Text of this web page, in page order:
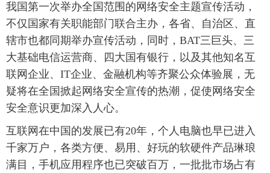
科技 能源 房产 公司
图片 视频 彩票 食品
旅游 健康 信息化 数据
金融 公益
富媒体 摄影 新华广播
新华电视中文 新华电视英文 返回PC
我国第一次举办全国范围的网络安全主题宣传活动，
不仅国家有关职能部门联合主办，各省、自治区、直
辖市也都同期举办宣传活动，同时，BAT三巨头、三
大基础电信运营商、四大国有银行，以及其他知名互
联网企业、IT企业、金融机构等齐聚公众体验展，无
疑将在全国掀起网络安全宣传的热潮，促使网络安全
安全意识更加深入人心。
互联网在中国的发展已有20年，个人电脑也早已进入
千家万户，各类方便、易用、好玩的软硬件产品琳琅
满目，手机应用程序也已突破百万，一批批市场占有